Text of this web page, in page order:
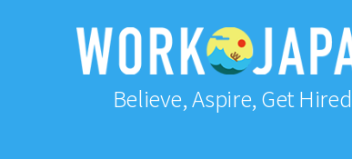
Believe, Aspire, Get Hired